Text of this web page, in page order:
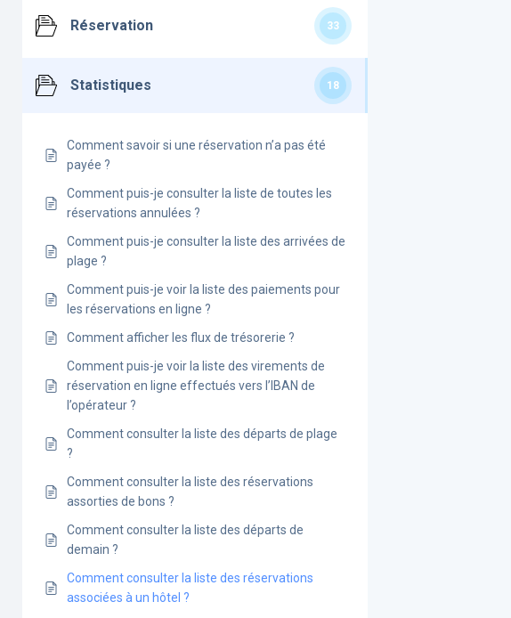
Réservation 33
Statistiques 18
Comment savoir si une réservation n’a pas été
payée ?
Comment puis-je consulter la liste de toutes les
réservations annulées ?
Comment puis-je consulter la liste des arrivées de
plage ?
Comment puis-je voir la liste des paiements pour
les réservations en ligne ?
Comment afficher les flux de trésorerie ?
Comment puis-je voir la liste des virements de
réservation en ligne effectués vers l’IBAN de
l’opérateur ?
Comment consulter la liste des départs de plage
?
Comment consulter la liste des réservations
assorties de bons ?
Comment consulter la liste des départs de
demain ?
Comment consulter la liste des réservations
associées à un hôtel ?